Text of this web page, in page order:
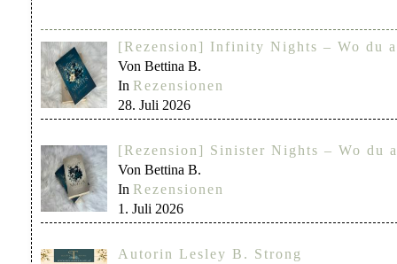
[Rezension] Infinity Nights – Wo du
Von Bettina B.
In Rezensionen
28. Juli 2026
[Rezension] Sinister Nights – Wo du
Von Bettina B.
In Rezensionen
1. Juli 2026
Autorin Lesley B. Strong